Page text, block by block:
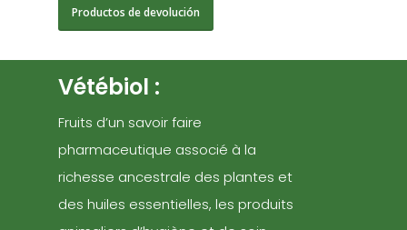
Productos de devolución
Vétébiol :
Fruits d’un savoir faire
pharmaceutique associé à la
richesse ancestrale des plantes et
des huiles essentielles, les produits